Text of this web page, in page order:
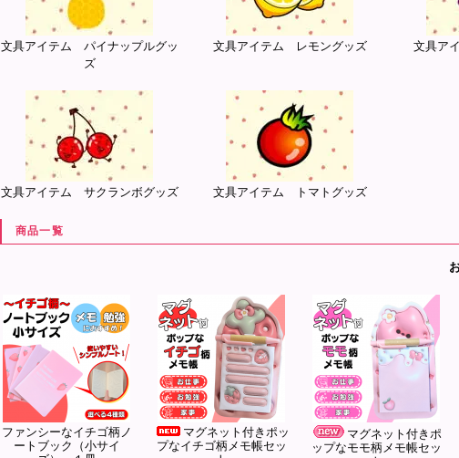
文具アイテム パイナップルグッ
ズ
文具アイテム レモングッズ 文具ア
文具アイテム サクランボグッズ 文具アイテム トマトグッズ
商品一覧
ファンシーなイチゴ柄ノ
ートブック（小サイ
マグネット付きポッ
プなイチゴ柄メモ帳セッ
マグネット付きポ
ップなモモ柄メモ帳セッ